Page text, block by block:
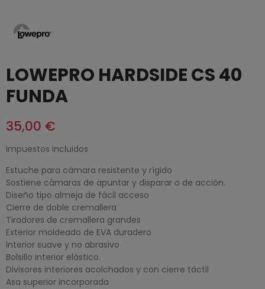
LOWEPRO HARDSIDE CS 40
FUNDA
35,00 €
Impuestos incluidos
Estuche para cámara resistente y rígido
Sostiene cámaras de apuntar y disparar o de acción.
Diseño tipo almeja de fácil acceso
Cierre de doble cremallera
Tiradores de cremallera grandes
Exterior moldeado de EVA duradero
Interior suave y no abrasivo
Bolsillo interior elástico.
Divisores interiores acolchados y con cierre táctil
Asa superior incorporada